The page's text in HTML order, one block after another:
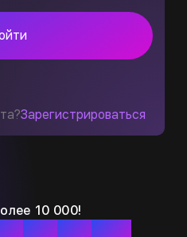
10 000!
Зарегистрироваться